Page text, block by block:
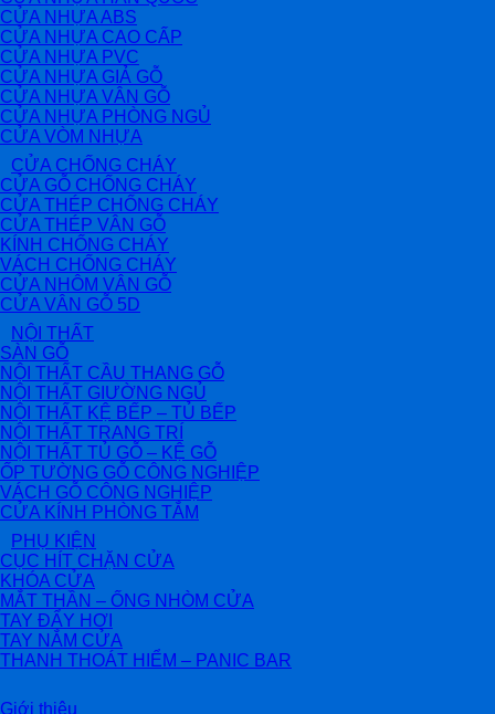
CỬA NHỰA ABS
CỬA NHỰA CAO CẤP
CỬA NHỰA PVC
CỬA NHỰA GIẢ GỖ
CỬA NHỰA VÂN GỖ
CỬA NHỰA PHÒNG NGỦ
CỬA VÒM NHỰA
CỬA CHỐNG CHÁY
CỬA GỖ CHỐNG CHÁY
CỬA THÉP CHỐNG CHÁY
CỬA THÉP VÂN GỖ
KÍNH CHỐNG CHÁY
VÁCH CHỐNG CHÁY
CỬA NHÔM VÂN GỖ
CỬA VÂN GỖ 5D
NỘI THẤT
SÀN GỖ
NỘI THẤT CẦU THANG GỖ
NỘI THẤT GIƯỜNG NGỦ
NỘI THẤT KỆ BẾP – TỦ BẾP
NỘI THẤT TRANG TRÍ
NỘI THẤT TỦ GỖ – KỆ GỖ
ỐP TƯỜNG GỖ CÔNG NGHIỆP
VÁCH GỖ CÔNG NGHIỆP
CỬA KÍNH PHÒNG TẮM
PHỤ KIỆN
CỤC HÍT CHẶN CỬA
KHÓA CỬA
MẮT THẦN – ỐNG NHÒM CỬA
TAY ĐẨY HƠI
TAY NẮM CỬA
THANH THOÁT HIỂM – PANIC BAR
Giới thiệu